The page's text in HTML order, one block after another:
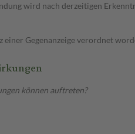
wird nach derzeitigen
Gegenanzeige verordnet
können auftreten?